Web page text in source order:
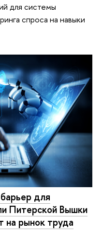
для системы
спроса на навыки
для
Питерской Вышки
на рынок труда